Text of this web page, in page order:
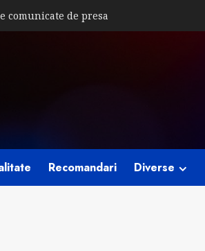
comunicate de presa
Recomandari Diverse